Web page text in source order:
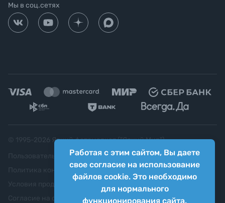
Работая с этим сайтом, Вы даете
свое согласие на использование
файлов cookie. Это необходимо
для нормального
функционирования сайта.
Мы в соц.сетях
Яркий фотомаркет ("Яркий Мир")
Пользовательское соглашение
Политика конфиденциальности
Согласие на обработку персональных данных